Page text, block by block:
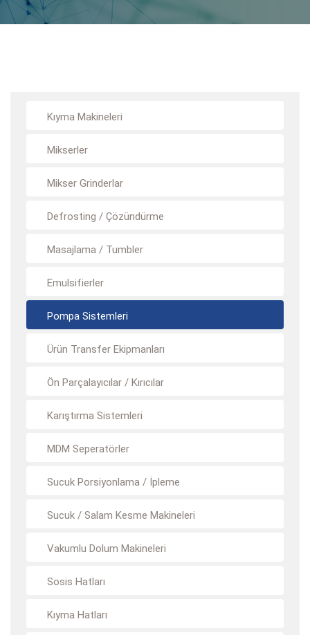
Kıyma Makineleri
Mikserler
Mikser Grinderlar
Defrosting / Çözündürme
Masajlama / Tumbler
Emulsifierler
Pompa Sistemleri
Ürün Transfer Ekipmanları
Ön Parçalayıcılar / Kırıcılar
Karıştırma Sistemleri
MDM Seperatörler
Sucuk Porsiyonlama / İpleme
Sucuk / Salam Kesme Makineleri
Vakumlu Dolum Makineleri
Sosis Hatları
Kıyma Hatları